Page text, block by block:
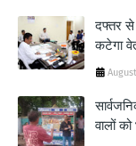
दफ्तर से
कटेगा
वालों